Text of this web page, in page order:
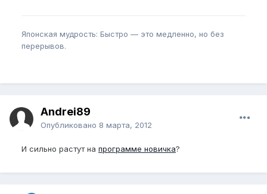
Японская мудрость: Быстро — это медленно, но без
перерывов.
Andrei89
Опубликовано 8 марта, 2012
И сильно растут на программе новичка?